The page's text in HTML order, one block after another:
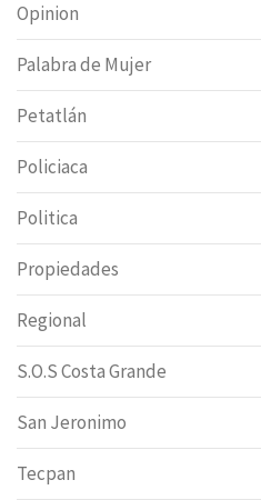
Opinion
Palabra de Mujer
Petatlán
Policiaca
Politica
Propiedades
Regional
S.O.S Costa Grande
San Jeronimo
Tecpan